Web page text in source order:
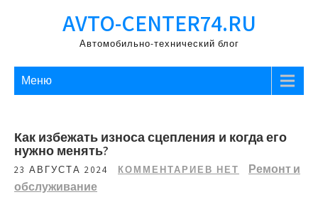
AVTO-CENTER74.RU
Автомобильно-технический блог
Меню
Как избежать износа сцепления и когда его
нужно менять?
23 АВГУСТА 2024 КОММЕНТАРИЕВ НЕТ
Ремонт и
обслуживание